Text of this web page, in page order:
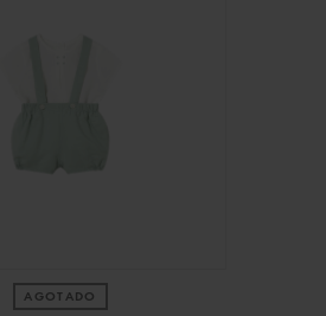
AGOTADO